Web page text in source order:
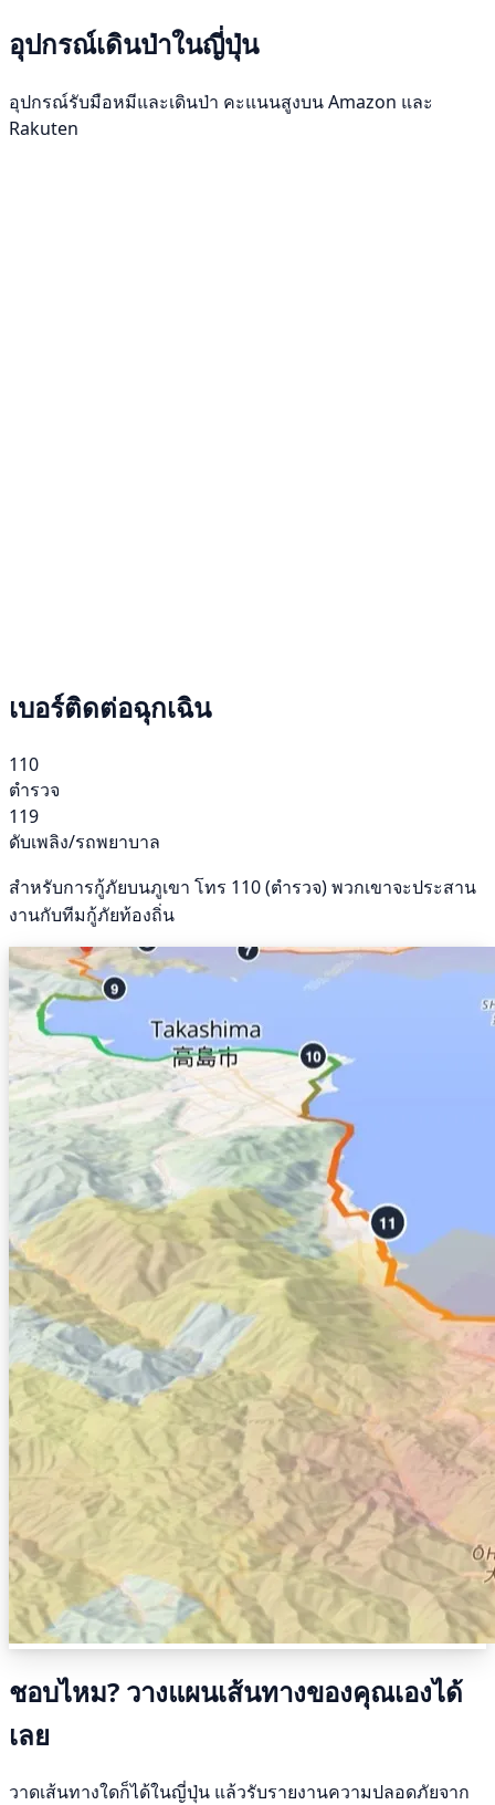
อุปกรณ์เดินป่าในญี่ปุ่น
อุปกรณ์รับมือหมีและเดินป่า คะแนนสูงบน Amazon และ
Rakuten
เบอร์ติดต่อฉุกเฉิน
110
ตำรวจ
119
ดับเพลิง/รถพยาบาล
สำหรับการกู้ภัยบนภูเขา โทร 110 (ตำรวจ) พวกเขาจะประสาน
งานกับทีมกู้ภัยท้องถิ่น
ชอบไหม? วางแผนเส้นทางของคุณเองได้
เลย
วาดเส้นทางใดก็ได้ในญี่ปุ่น แล้วรับรายงานความปลอดภัยจาก